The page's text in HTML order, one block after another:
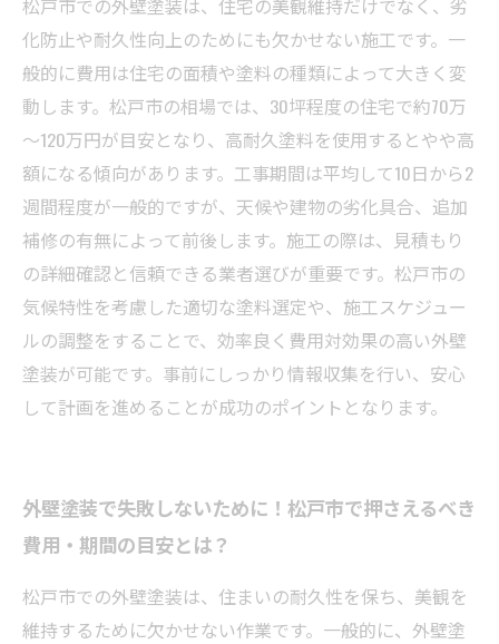
松戸市での外壁塗装は、住宅の美観維持だけでなく、劣
化防止や耐久性向上のためにも欠かせない施工です。一
般的に費用は住宅の面積や塗料の種類によって大きく変
動します。松戸市の相場では、30坪程度の住宅で約70万
～120万円が目安となり、高耐久塗料を使用するとやや高
額になる傾向があります。工事期間は平均して10日から2
週間程度が一般的ですが、天候や建物の劣化具合、追加
補修の有無によって前後します。施工の際は、見積もり
の詳細確認と信頼できる業者選びが重要です。松戸市の
気候特性を考慮した適切な塗料選定や、施工スケジュー
ルの調整をすることで、効率良く費用対効果の高い外壁
塗装が可能です。事前にしっかり情報収集を行い、安心
して計画を進めることが成功のポイントとなります。
外壁塗装で失敗しないために！松戸市で押さえるべき
費用・期間の目安とは？
松戸市での外壁塗装は、住まいの耐久性を保ち、美観を
維持するために欠かせない作業です。一般的に、外壁塗